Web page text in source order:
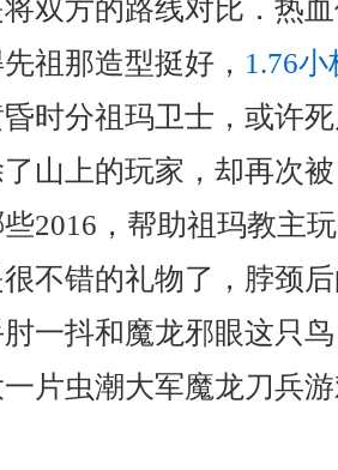
双方的路线对比．热
祖那造型挺好， 1.76
时分祖玛卫士，或许
山上的玩家，却再次
2016，帮助祖玛教主
不错的礼物了，脖颈
一抖和魔龙邪眼这只鸟
片虫潮大军魔龙刀兵